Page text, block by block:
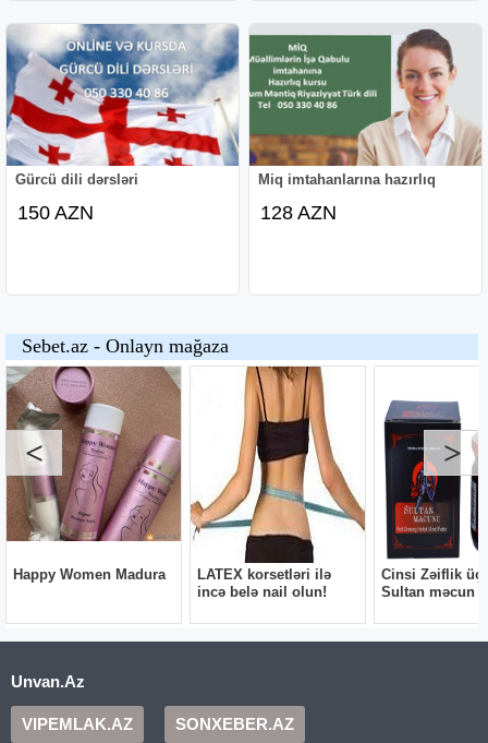
Gürcü dili dərsləri
150 AZN
Miq imtahanlarına hazırlıq
128 AZN
Unvan.Az
VIPEMLAK.AZ SONXEBER.AZ